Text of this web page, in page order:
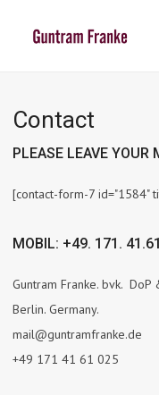
Contact
PLEASE LEAVE YOUR
[contact-form-7 id="1584"
MOBIL: +49. 171.
Guntram Franke. bvk. DoP
Berlin. Germany.
mail@guntramfranke.de
+49 171 41 61 025